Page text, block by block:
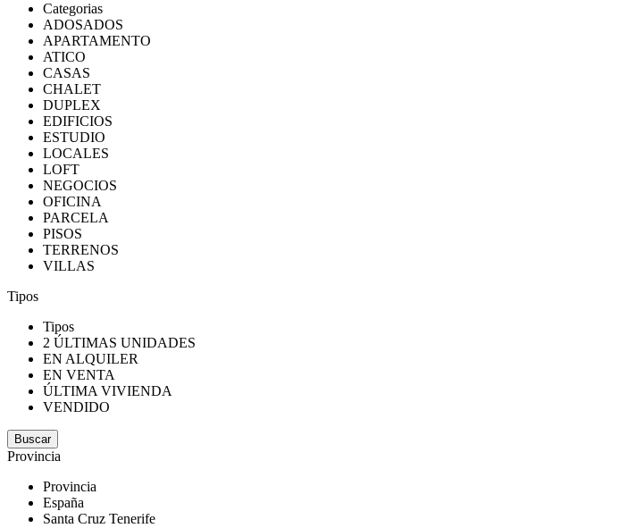
Categorias
ADOSADOS
APARTAMENTO
ATICO
CASAS
CHALET
DUPLEX
EDIFICIOS
ESTUDIO
LOCALES
LOFT
NEGOCIOS
OFICINA
PARCELA
PISOS
TERRENOS
VILLAS
Tipos
Tipos
2 ÚLTIMAS UNIDADES
EN ALQUILER
EN VENTA
ÚLTIMA VIVIENDA
VENDIDO
Provincia
Provincia
España
Santa Cruz Tenerife